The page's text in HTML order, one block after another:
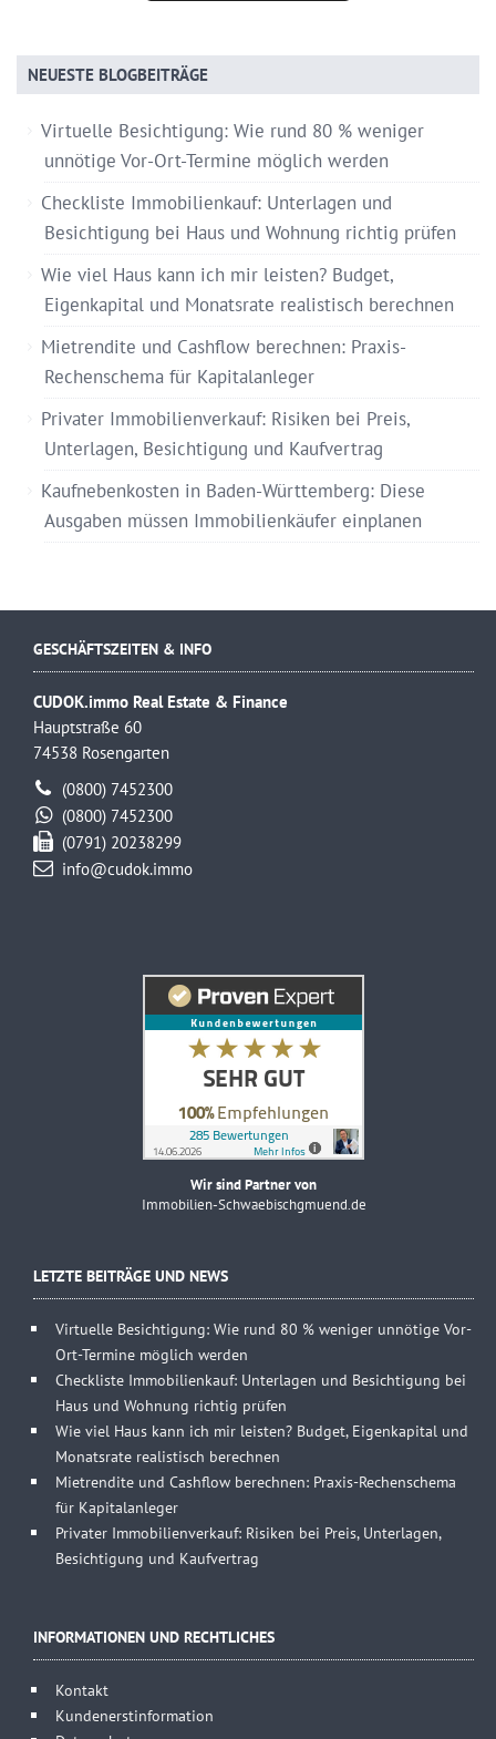
NEUESTE BLOGBEITRÄGE
Virtuelle Besichtigung: Wie rund 80 % weniger
unnötige Vor-Ort-Termine möglich werden
Checkliste Immobilienkauf: Unterlagen und
Besichtigung bei Haus und Wohnung richtig prüfen
Wie viel Haus kann ich mir leisten? Budget,
Eigenkapital und Monatsrate realistisch berechnen
Mietrendite und Cashflow berechnen: Praxis-
Rechenschema für Kapitalanleger
Privater Immobilienverkauf: Risiken bei Preis,
Unterlagen, Besichtigung und Kaufvertrag
Kaufnebenkosten in Baden-Württemberg: Diese
Ausgaben müssen Immobilienkäufer einplanen
GESCHÄFTSZEITEN & INFO
CUDOK.immo Real Estate & Finance
Hauptstraße 60
74538 Rosengarten
(0800) 7452300
(0800) 7452300
(0791) 20238299
info@cudok.immo
Wir sind Partner von
Immobilien-Schwaebischgmuend.de
LETZTE BEITRÄGE UND NEWS
Virtuelle Besichtigung: Wie rund 80 % weniger unnötige Vor-
Ort-Termine möglich werden
Checkliste Immobilienkauf: Unterlagen und Besichtigung bei
Haus und Wohnung richtig prüfen
Wie viel Haus kann ich mir leisten? Budget, Eigenkapital und
Monatsrate realistisch berechnen
Mietrendite und Cashflow berechnen: Praxis-Rechenschema
für Kapitalanleger
Privater Immobilienverkauf: Risiken bei Preis, Unterlagen,
Besichtigung und Kaufvertrag
INFORMATIONEN UND RECHTLICHES
Kontakt
Kundenerstinformation